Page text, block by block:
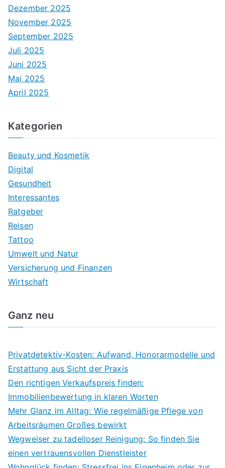
Dezember 2025
November 2025
September 2025
Juli 2025
Juni 2025
Mai 2025
April 2025
Kategorien
Beauty und Kosmetik
Digital
Gesundheit
Interessantes
Ratgeber
Reisen
Tattoo
Umwelt und Natur
Versicherung und Finanzen
Wirtschaft
Ganz neu
Privatdetektiv-Kosten: Aufwand, Honorarmodelle und
Erstattung aus Sicht der Praxis
Den richtigen Verkaufspreis finden:
Immobilienbewertung in klaren Worten
Mehr Glanz im Alltag: Wie regelmäßige Pflege von
Arbeitsräumen Großes bewirkt
Wegweiser zu tadelloser Reinigung: So finden Sie
einen vertrauensvollen Dienstleister